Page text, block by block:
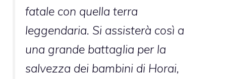
fatale con quella terra
leggendaria. Si assisterà così a
una grande battaglia per la
salvezza dei bambini di Horai,